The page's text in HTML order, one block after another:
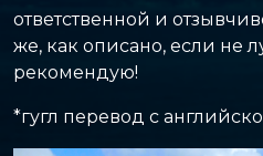
ответственной и
же, как описано, если не
рекомендую!
*гугл перевод с